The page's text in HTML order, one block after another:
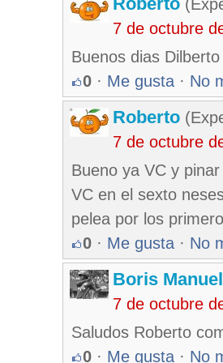
7 de octubre
Buenos dias
0 · Me gusta · No
Roberto
7 de octubre
Bueno ya VC y
VC en el sexto
pelea por los
0 · Me gusta · No
Boris
7 de octubre
Saludos Roberto
0 · Me gusta · No